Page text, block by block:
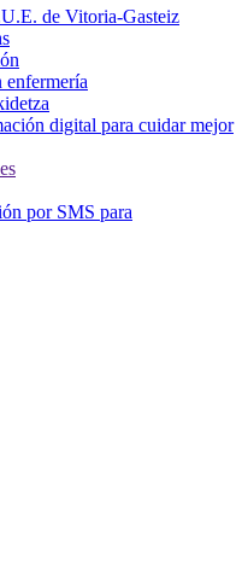
de Vitoria-Gasteiz
enfermería
digital para cuidar mejor
por SMS para